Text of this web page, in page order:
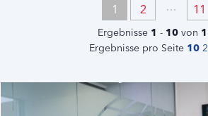
1 2 11
Ergebnisse 1 - 10von
Ergebnisse pro Seite 10